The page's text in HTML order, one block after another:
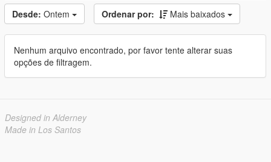
Desde: Ontem Ordenar por: Mais baixados
Nenhum arquivo encontrado, por favor tente alterar suas
opções de filtragem.
Designed in Alderney
Made in Los Santos